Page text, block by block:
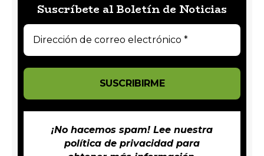
Suscríbete al Boletín de Noticias
¡No hacemos spam! Lee nuestra
política de privacidadpara